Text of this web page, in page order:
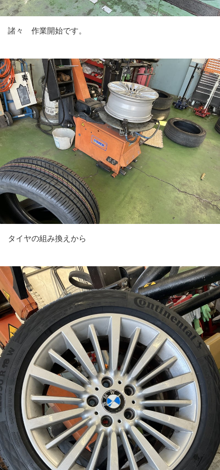
諸々 作業開始です。
タイヤの組み換えから